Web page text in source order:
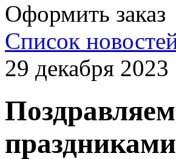
Оформить заказ
Список
29 декабря 2023